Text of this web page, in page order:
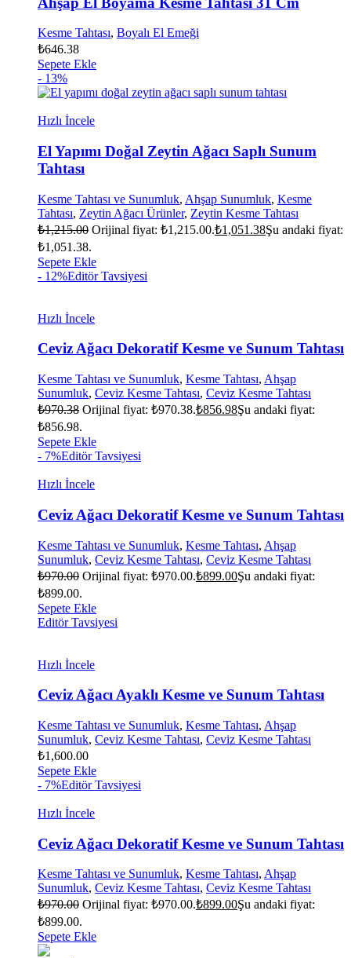
Kesme Tahtası, Boyalı El Emeği
₺646.38
Sepete Ekle
- 13%
Hızlı İncele
El Yapımı Doğal Zeytin Ağacı Saplı Sunum
Tahtası
Kesme Tahtası ve Sunumluk, Ahşap Sunumluk, Kesme
Tahtası, Zeytin Ağacı Ürünler, Zeytin Kesme Tahtası
₺1,215.00 Orijinal fiyat: ₺1,215.00.₺1,051.38Şu andaki fiyat:
₺1,051.38.
Sepete Ekle
- 12%Editör Tavsiyesi
Hızlı İncele
Ceviz Ağacı Dekoratif Kesme ve Sunum Tahtası
Kesme Tahtası ve Sunumluk, Kesme Tahtası, Ahşap
Sunumluk, Ceviz Kesme Tahtası, Ceviz Kesme Tahtası
₺970.38 Orijinal fiyat: ₺970.38.₺856.98Şu andaki fiyat:
₺856.98.
Sepete Ekle
- 7%Editör Tavsiyesi
Hızlı İncele
Ceviz Ağacı Dekoratif Kesme ve Sunum Tahtası
Kesme Tahtası ve Sunumluk, Kesme Tahtası, Ahşap
Sunumluk, Ceviz Kesme Tahtası, Ceviz Kesme Tahtası
₺970.00 Orijinal fiyat: ₺970.00.₺899.00Şu andaki fiyat:
₺899.00.
Sepete Ekle
Editör Tavsiyesi
Hızlı İncele
Ceviz Ağacı Ayaklı Kesme ve Sunum Tahtası
Kesme Tahtası ve Sunumluk, Kesme Tahtası, Ahşap
Sunumluk, Ceviz Kesme Tahtası, Ceviz Kesme Tahtası
₺1,600.00
Sepete Ekle
- 7%Editör Tavsiyesi
Hızlı İncele
Ceviz Ağacı Dekoratif Kesme ve Sunum Tahtası
Kesme Tahtası ve Sunumluk, Kesme Tahtası, Ahşap
Sunumluk, Ceviz Kesme Tahtası, Ceviz Kesme Tahtası
₺970.00 Orijinal fiyat: ₺970.00.₺899.00Şu andaki fiyat:
₺899.00.
Sepete Ekle